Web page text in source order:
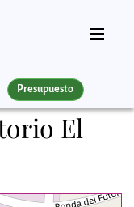
Presupuesto
El